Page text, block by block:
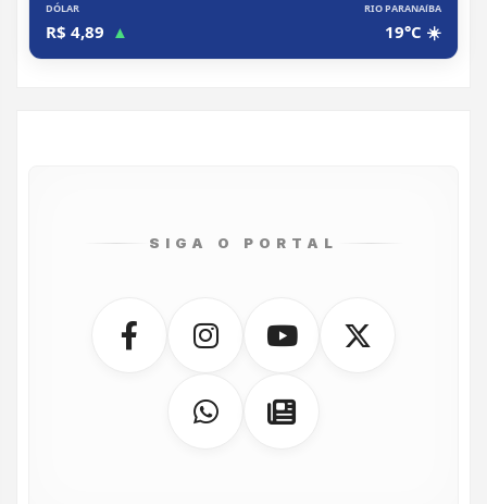
DÓLAR
R$ 4,89 ▲
RIO PARANAíBA
19°C ☀️
SIGA O PORTAL